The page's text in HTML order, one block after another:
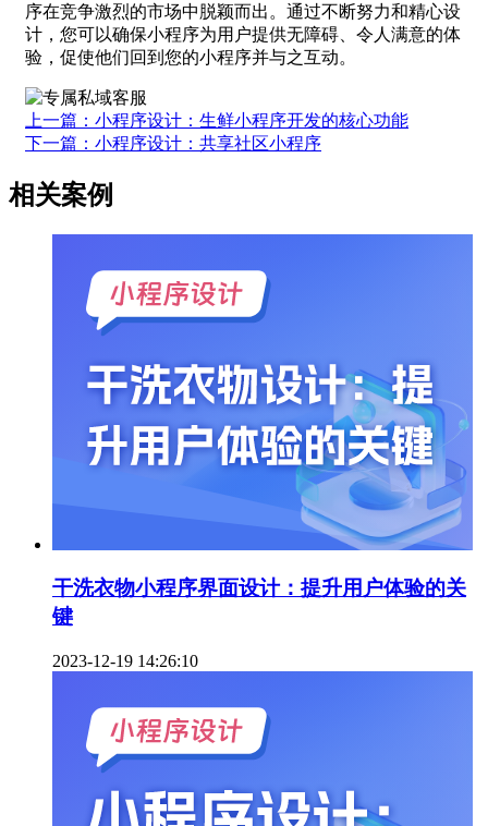
序在竞争激烈的市场中脱颖而出。通过不断努力和精心设
计，您可以确保小程序为用户提供无障碍、令人满意的体
验，促使他们回到您的小程序并与之互动。
上一篇：小程序设计：生鲜小程序开发的核心功能
下一篇：小程序设计：共享社区小程序
相关案例
干洗衣物小程序界面设计：提升用户体验的关
键
2023-12-19 14:26:10